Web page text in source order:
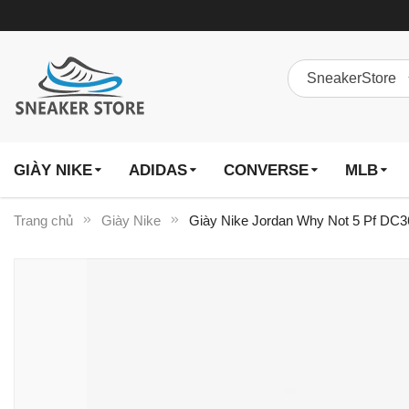
GIÀY NIKE ADIDAS CONVERSE MLB
Trang chủ Giày Nike Giày Nike Jordan Why Not 5 Pf